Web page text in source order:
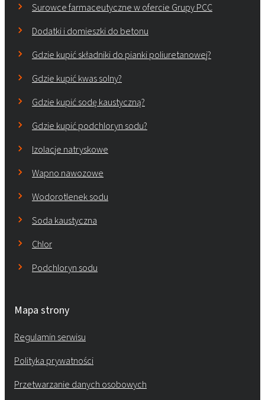
Surowce farmaceutyczne w ofercie Grupy PCC
Dodatki i domieszki do betonu
Gdzie kupić składniki do pianki poliuretanowej?
Gdzie kupić kwas solny?
Gdzie kupić sodę kaustyczną?
Gdzie kupić podchloryn sodu?
Izolacje natryskowe
Wapno nawozowe
Wodorotlenek sodu
Soda kaustyczna
Chlor
Podchloryn sodu
Mapa strony
Regulamin serwisu
Polityka prywatności
Przetwarzanie danych osobowych